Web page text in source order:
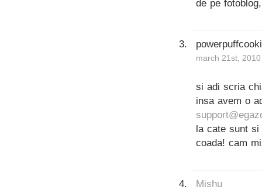
de pe
march 21st,
si adi scria
insa avem o
la cate sunt
coada! cam
Mishu